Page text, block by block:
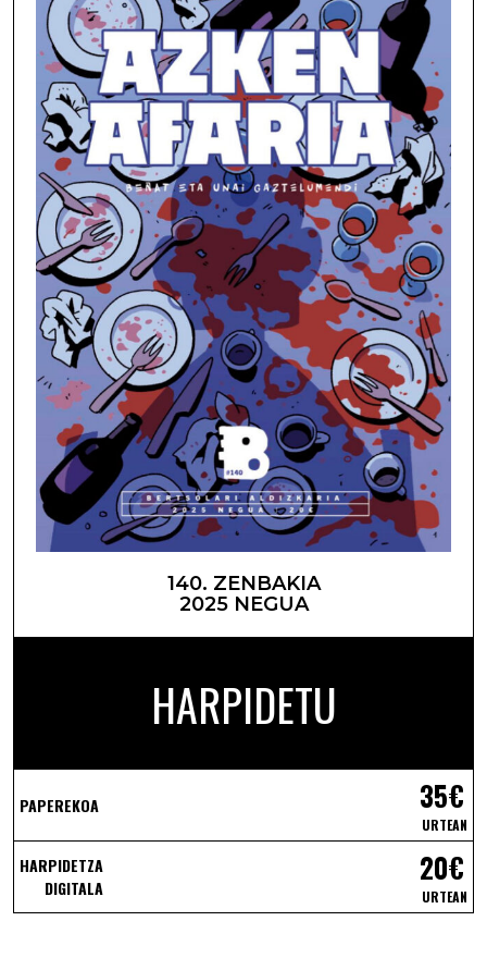
140. ZENBAKIA
2025 NEGUA
HARPIDETU
PAPEREKOA 35€
URTEAN
HARPIDETZA
DIGITALA
20€
URTEAN